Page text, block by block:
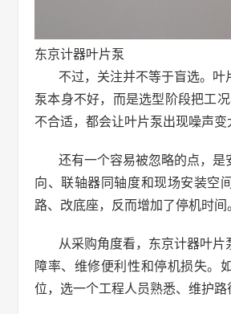
东京计器叶片泵
不过，关注并不等于盲选。
泵本身不好，而是选型阶段把工
不合适，都会让叶片泵出现噪声变
还有一个容易被忽略的点，
向、联轴器同轴度和现场安装空
路、改底座，反而增加了停机时间
从采购角度看，东京计器叶
障率、维修便利性和停机损失。
位，选一个工程人员熟悉、维护